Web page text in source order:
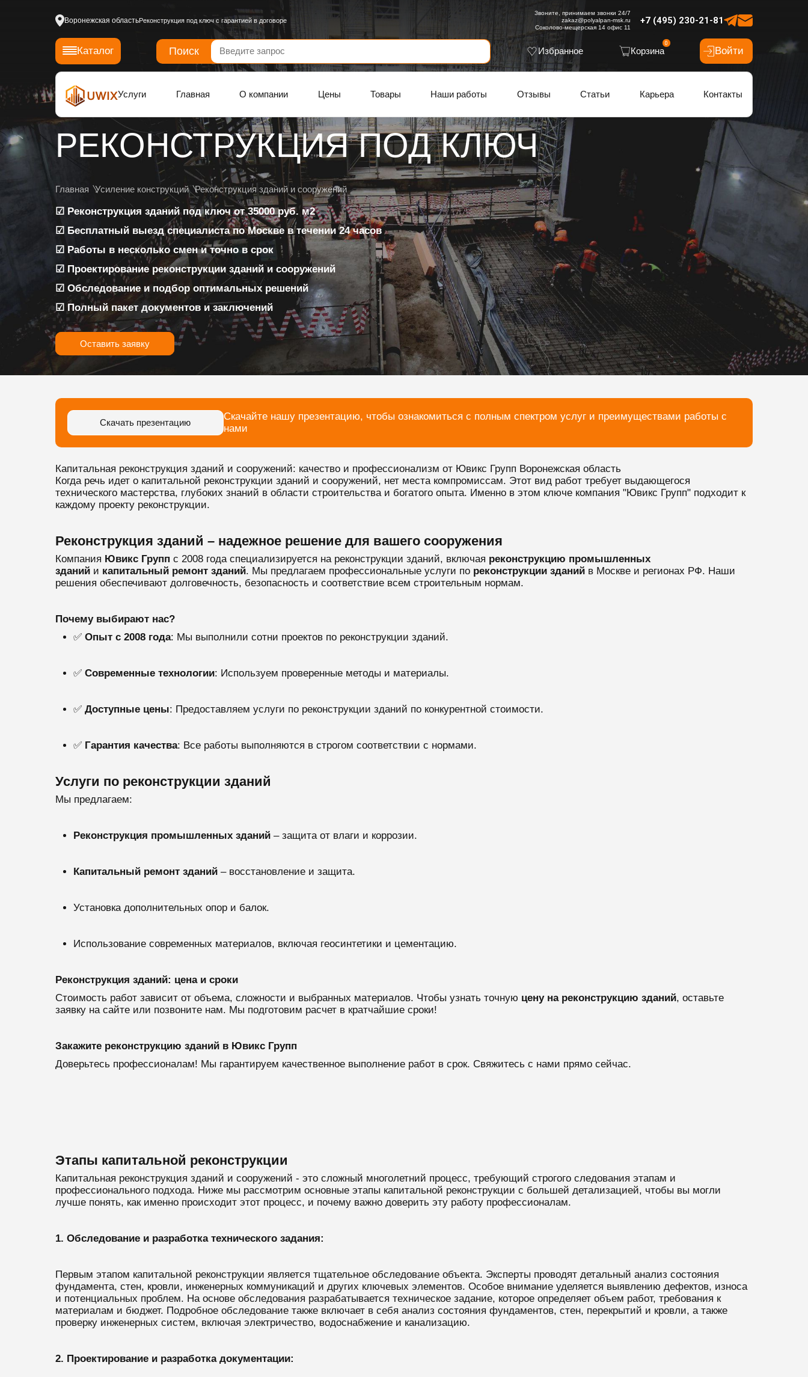
Воронежская областьРеконструкция под ключ с гарантией в договоре +7 (495) 230-21-81
Звоните, принимаем звонки 24/7
zakaz@polyalpan-msk.ru
Соколово-мещерская 14 офис 11
Каталог Поиск Избранное Корзина
0
Войти
Услуги Главная О компании Цены Товары Наши работы Отзывы Статьи Карьера Контакты
РЕКОНСТРУКЦИЯ ПОД КЛЮЧ
Главная Усиление конструкций Реконструкция зданий и сооружений
☑ Реконструкция зданий под ключ от 35000 руб. м2
☑ Бесплатный выезд специалиста по Москве в течении 24 часов
☑ Работы в несколько смен и точно в срок
☑ Проектирование реконструкции зданий и сооружений
☑ Обследование и подбор оптимальных решений
☑ Полный пакет документов и заключений
Оставить заявку
Скачать презентацию
Скачайте нашу презентацию, чтобы ознакомиться с полным спектром услуг и преимуществами работы с
нами
Капитальная реконструкция зданий и сооружений: качество и профессионализм от Ювикс Групп Воронежская область
Когда речь идет о капитальной реконструкции зданий и сооружений, нет места компромиссам. Этот вид работ требует выдающегося
технического мастерства, глубоких знаний в области строительства и богатого опыта. Именно в этом ключе компания "Ювикс Групп" подходит к
каждому проекту реконструкции.
Реконструкция зданий – надежное решение для вашего сооружения
Компания Ювикс Групп с 2008 года специализируется на реконструкции зданий, включая реконструкцию промышленных
зданий и капитальный ремонт зданий. Мы предлагаем профессиональные услуги по реконструкции зданий в Москве и регионах РФ. Наши
решения обеспечивают долговечность, безопасность и соответствие всем строительным нормам.
Почему выбирают нас?
✅ Опыт с 2008 года: Мы выполнили сотни проектов по реконструкции зданий.
✅ Современные технологии: Используем проверенные методы и материалы.
✅ Доступные цены: Предоставляем услуги по реконструкции зданий по конкурентной стоимости.
✅ Гарантия качества: Все работы выполняются в строгом соответствии с нормами.
Услуги по реконструкции зданий
Мы предлагаем:
Реконструкция промышленных зданий – защита от влаги и коррозии.
Капитальный ремонт зданий – восстановление и защита.
Установка дополнительных опор и балок.
Использование современных материалов, включая геосинтетики и цементацию.
Реконструкция зданий: цена и сроки
Стоимость работ зависит от объема, сложности и выбранных материалов. Чтобы узнать точную цену на реконструкцию зданий, оставьте
заявку на сайте или позвоните нам. Мы подготовим расчет в кратчайшие сроки!
Закажите реконструкцию зданий в Ювикс Групп
Доверьтесь профессионалам! Мы гарантируем качественное выполнение работ в срок. Свяжитесь с нами прямо сейчас.
Этапы капитальной реконструкции
Капитальная реконструкция зданий и сооружений - это сложный многолетний процесс, требующий строгого следования этапам и
профессионального подхода. Ниже мы рассмотрим основные этапы капитальной реконструкции с большей детализацией, чтобы вы могли
лучше понять, как именно происходит этот процесс, и почему важно доверить эту работу профессионалам.
1. Обследование и разработка технического задания:
Первым этапом капитальной реконструкции является тщательное обследование объекта. Эксперты проводят детальный анализ состояния
фундамента, стен, кровли, инженерных коммуникаций и других ключевых элементов. Особое внимание уделяется выявлению дефектов, износа
и потенциальных проблем. На основе обследования разрабатывается техническое задание, которое определяет объем работ, требования к
материалам и бюджет. Подробное обследование также включает в себя анализ состояния фундаментов, стен, перекрытий и кровли, а также
проверку инженерных систем, включая электричество, водоснабжение и канализацию.
2. Проектирование и разработка документации: